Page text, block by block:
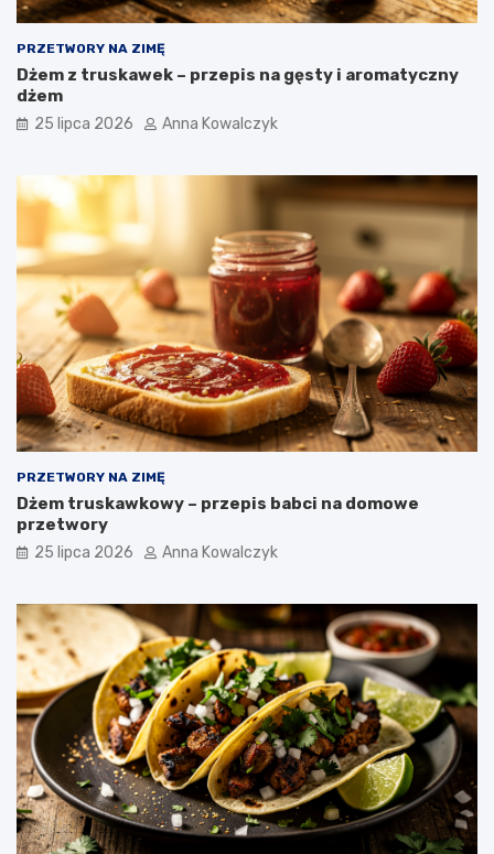
PRZETWORY NA ZIMĘ
Dżem z truskawek – przepis na gęsty i aromatyczny
dżem
25 lipca 2026 Anna Kowalczyk
PRZETWORY NA ZIMĘ
Dżem truskawkowy – przepis babci na domowe
przetwory
25 lipca 2026 Anna Kowalczyk